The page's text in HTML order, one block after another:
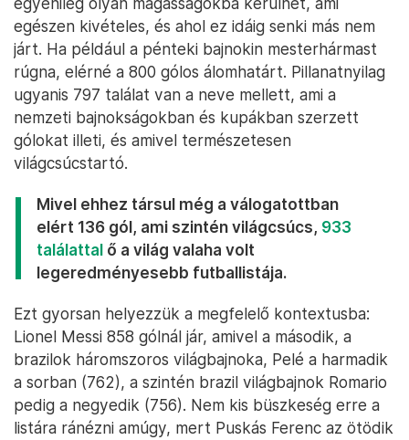
egészen kivételes, és ahol ez idáig senki más nem
járt. Ha például a pénteki bajnokin mesterhármast
rúgna, elérné a 800 gólos álomhatárt. Pillanatnyilag
ugyanis 797 találat van a neve mellett, ami a
nemzeti bajnokságokban és kupákban szerzett
gólokat illeti, és amivel természetesen
világcsúcstartó.
Mivel ehhez társul még a válogatottban
elért 136 gól, ami szintén világcsúcs, 933
találattal ő a világ valaha volt
legeredményesebb futballistája.
Ezt gyorsan helyezzük a megfelelő kontextusba:
Lionel Messi 858 gólnál jár, amivel a második, a
brazilok háromszoros világbajnoka, Pelé a harmadik
a sorban (762), a szintén brazil világbajnok Romario
pedig a negyedik (756). Nem kis büszkeség erre a
listára ránézni amúgy, mert Puskás Ferenc az ötödik